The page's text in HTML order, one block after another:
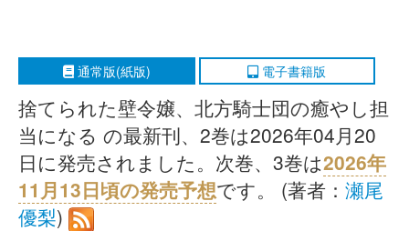
通常版(紙版) 電子書籍版
捨てられた壁令嬢、北方騎士団の癒やし担
当になる の最新刊、2巻は2026年04月20
日に発売されました。次巻、3巻は2026年
11月13日頃の発売予想です。 (著者： 瀬尾
優梨)